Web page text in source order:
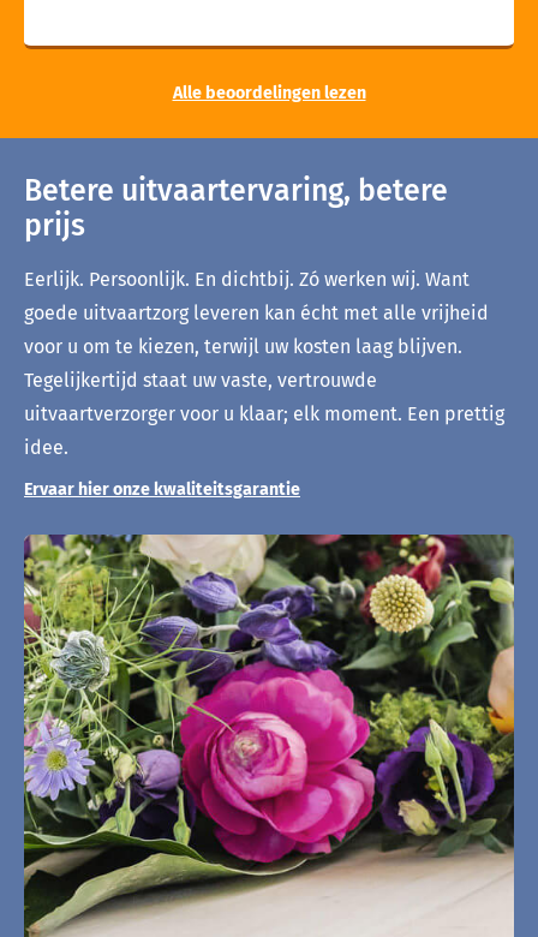
Alle beoordelingen lezen
Betere uitvaartervaring, betere
prijs
Eerlijk. Persoonlijk. En dichtbij. Zó werken wij. Want
goede uitvaartzorg leveren kan écht met alle vrijheid
voor u om te kiezen, terwijl uw kosten laag blijven.
Tegelijkertijd staat uw vaste, vertrouwde
uitvaartverzorger voor u klaar; elk moment. Een prettig
idee.
Ervaar hier onze kwaliteitsgarantie